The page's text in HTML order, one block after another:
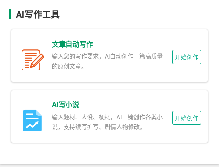
二、设施维护
1. 建立设施维护台账，对公司的各项设施进行统一管理。
2. 定期对设施进行保养和维修，确保设施的正常运行。
3. 针对重要设施，制定应急预案，确保在突发情况下能迅
速解决问题。
4. 加强对维修人员的培训，提高他们的专业技能和服务意
AI写作工具
文章自动写作
输入您的写作要求，AI自动创作一篇高质量
的原创文章。
开始创作
AI写小说
输入题材、人设、梗概，AI一键创作各类小
说，支持续写扩写、剧情人物修改。
开始创作